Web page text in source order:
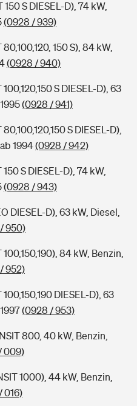
S DIESEL-D), 74 kW,
(0928 / 939)
150 S), 84 kW,
(0928 / 940)
S DIESEL-D), 63
(0928 / 941)
S DIESEL-D),
1994(0928 / 942)
S DIESEL-D), 74 kW,
(0928 / 943)
DIESEL-D), 63 kW, Diesel,
950)
84 kW, Benzin,
952)
DIESEL-D), 63
(0928 / 953)
800, 40 kW, Benzin,
009)
1000), 44 kW, Benzin,
016)